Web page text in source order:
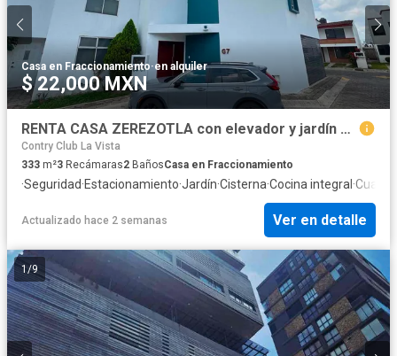
Casa en Fraccionamiento·en alquiler
$ 22,000 MXN
RENTA CASA ZEREZOTLA con elevador y jardín SAN PEDRO CHOLULA PUEBLA
Contry Club La Vista
333 m²3 Recámaras2 BañosCasa en Fraccionamiento
·Seguridad·Estacionamiento·Jardín·Cisterna·Cocina integral ·Cuarto
Actualizado hace 2 semanas Ver en detalle
1/9